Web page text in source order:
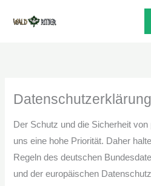
Inhalt
Datenschutzerklärung
Der Schutz und die Sicherheit
uns eine hohe Priorität. Daher
Regeln des deutschen
und der europäischen